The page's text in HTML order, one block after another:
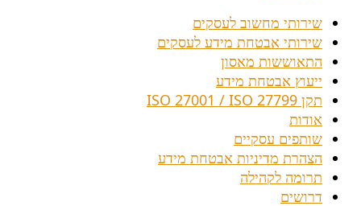
שירותי מחשוב לעסקים
שירותי אבטחת מידע לעסקים
התאוששות מאסון
ייעוץ אבטחת מידע
תקן ISO 27001 / ISO 27799
אודות
שותפים עסקיים
הצהרת מדיניות אבטחת מידע
תרומה לקהילה
דרושים